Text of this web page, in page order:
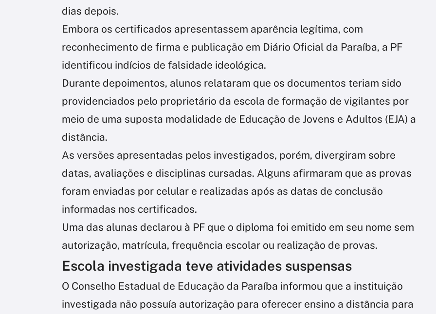
dias depois.
Embora os certificados apresentassem aparência legítima, com
reconhecimento de firma e publicação em Diário Oficial da Paraíba, a PF
identificou indícios de falsidade ideológica.
Durante depoimentos, alunos relataram que os documentos teriam sido
providenciados pelo proprietário da escola de formação de vigilantes por
meio de uma suposta modalidade de Educação de Jovens e Adultos (EJA) a
distância.
As versões apresentadas pelos investigados, porém, divergiram sobre
datas, avaliações e disciplinas cursadas. Alguns afirmaram que as provas
foram enviadas por celular e realizadas após as datas de conclusão
informadas nos certificados.
Uma das alunas declarou à PF que o diploma foi emitido em seu nome sem
autorização, matrícula, frequência escolar ou realização de provas.
Escola investigada teve atividades suspensas
O Conselho Estadual de Educação da Paraíba informou que a instituição
investigada não possuía autorização para oferecer ensino a distância para